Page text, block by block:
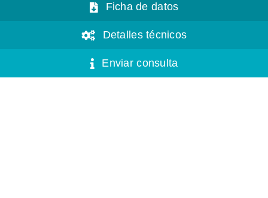
Ficha de datos
Detalles técnicos
Enviar consulta